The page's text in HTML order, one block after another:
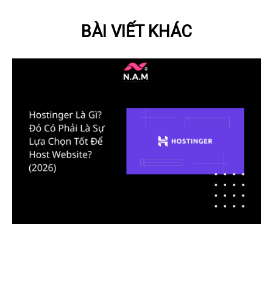
BÀI VIẾT KHÁC